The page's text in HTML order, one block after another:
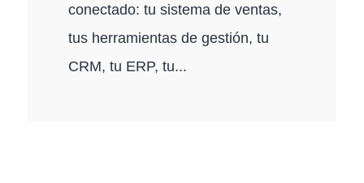
conectado: tu sistema de ventas,
tus herramientas de gestión, tu
CRM, tu ERP, tu...